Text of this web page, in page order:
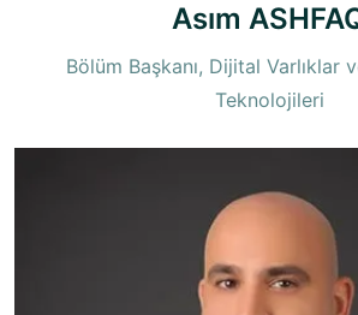
Asım
Bölüm Başkanı, Dijital Varlıklar
Teknolojileri